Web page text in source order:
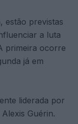
estão previstas
a luta
primeira ocorre
já em
liderada por
Guérin.